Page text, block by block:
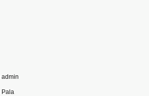
admin
Pala